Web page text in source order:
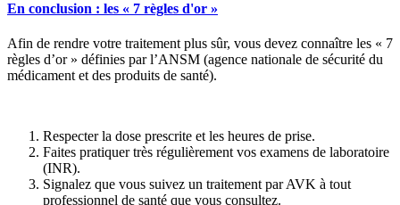
En conclusion : les « 7 règles d'or »
Afin de rendre votre traitement plus sûr, vous devez connaître les « 7
règles d’or » définies par l’ANSM (agence nationale de sécurité du
médicament et des produits de santé).
Respecter la dose prescrite et les heures de prise.
Faites pratiquer très régulièrement vos examens de laboratoire
(INR).
Signalez que vous suivez un traitement par AVK à tout
professionnel de santé que vous consultez.